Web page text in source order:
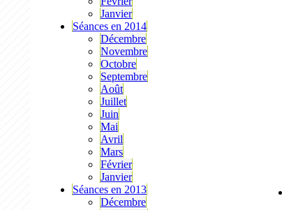
Janvier
Séances en 2014
Décembre
Novembre
Octobre
Septembre
Août
Juillet
Juin
Mai
Avril
Mars
Février
Janvier
Séances en 2013
Décembre